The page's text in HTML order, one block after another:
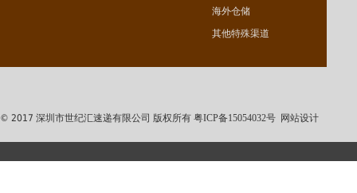
海外仓储
其他特殊渠道
© 2017 深圳市世纪汇速递有限公司 版权所有 粤ICP备15054032号 网站设计